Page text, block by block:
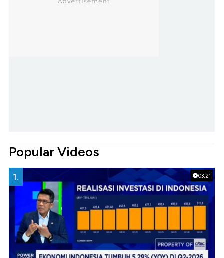
Popular Videos
03:21
1.